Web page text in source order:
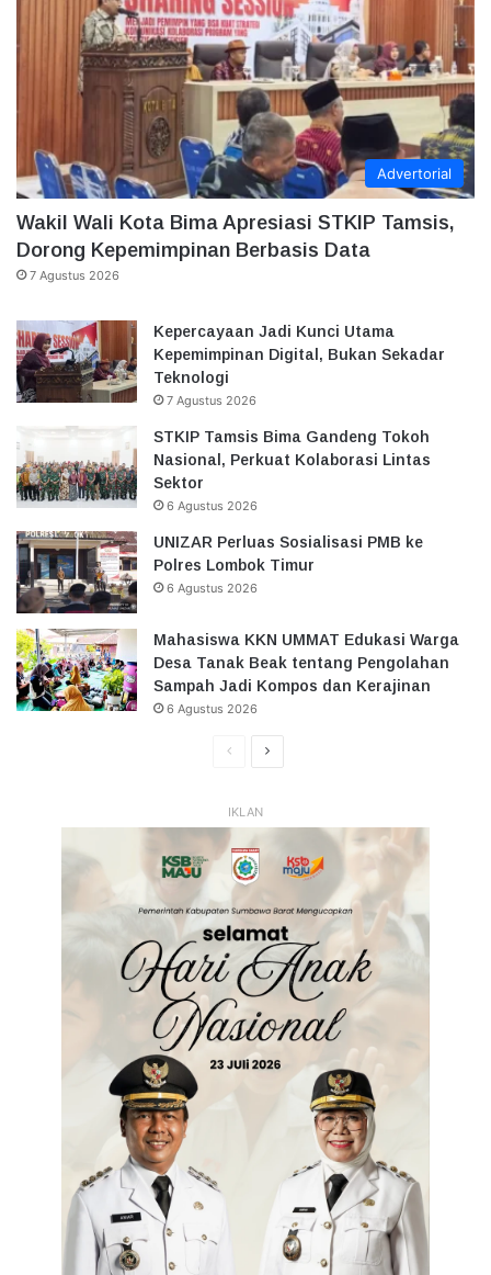
Advertorial
Wakil Wali Kota Bima Apresiasi STKIP Tamsis,
Dorong Kepemimpinan Berbasis Data
7 Agustus 2026
Kepercayaan Jadi Kunci Utama
Kepemimpinan Digital, Bukan Sekadar
Teknologi
7 Agustus 2026
STKIP Tamsis Bima Gandeng Tokoh
Nasional, Perkuat Kolaborasi Lintas
Sektor
6 Agustus 2026
UNIZAR Perluas Sosialisasi PMB ke
Polres Lombok Timur
6 Agustus 2026
Mahasiswa KKN UMMAT Edukasi Warga
Desa Tanak Beak tentang Pengolahan
Sampah Jadi Kompos dan Kerajinan
6 Agustus 2026
HalamanHalaman
IKLAN